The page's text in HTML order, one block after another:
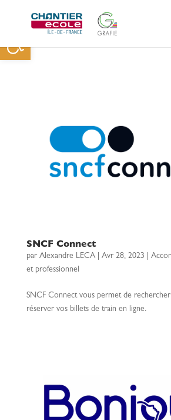
Ouvrir la barre d’outils
SNCF Connect
par Alexandre LECA| Avr 28, 2023
et professionnel
SNCF Connect vous permet de
réserver vos billets de train en ligne.